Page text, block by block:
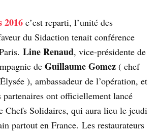
2016 c’est reparti, l’unité des
du Sidaction tenait conférence
Line Renaud, vice-présidente de
de Guillaume Gomez ( chef
), ambassadeur de l’opération, et
partenaires ont officiellement lancé
Chefs Solidaires, qui aura lieu le jeudi
partout en France. Les restaurateurs